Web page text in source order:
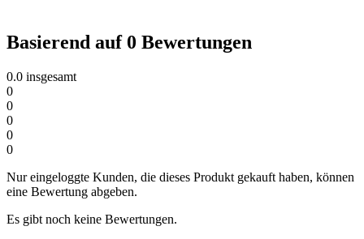
Basierend auf 0 Bewertungen
0.0 insgesamt
0
0
0
0
0
Nur eingeloggte Kunden, die dieses Produkt gekauft haben, können
eine Bewertung abgeben.
Es gibt noch keine Bewertungen.